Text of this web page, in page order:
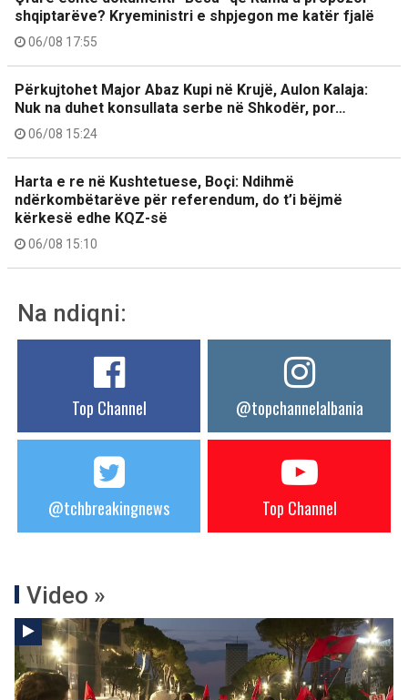
shqiptarëve? Kryeministri e shpjegon me katër fjalë
06/08 17:55
Përkujtohet Major Abaz Kupi në Krujë, Aulon Kalaja:
Nuk na duhet konsullata serbe në Shkodër, por…
06/08 15:24
Harta e re në Kushtetuese, Boçi: Ndihmë
ndërkombëtarëve për referendum, do t’i bëjmë
kërkesë edhe KQZ-së
06/08 15:10
Na ndiqni:
Top Channel @topchannelalbania
@tchbreakingnews Top Channel
Video »